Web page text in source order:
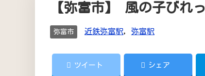
【弥富市】 風の子びれ
弥富市 近鉄弥富駅, 弥富駅
ツイート シェア